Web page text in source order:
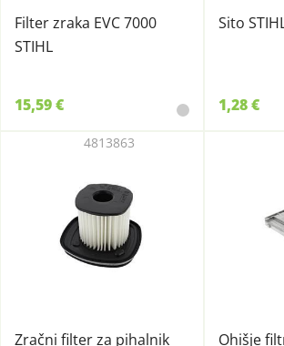
Filter zraka EVC 7000
STIHL
15,59 €
Sito
1,28 €
Zračni filter za pihalnik
4813863
Ohišje